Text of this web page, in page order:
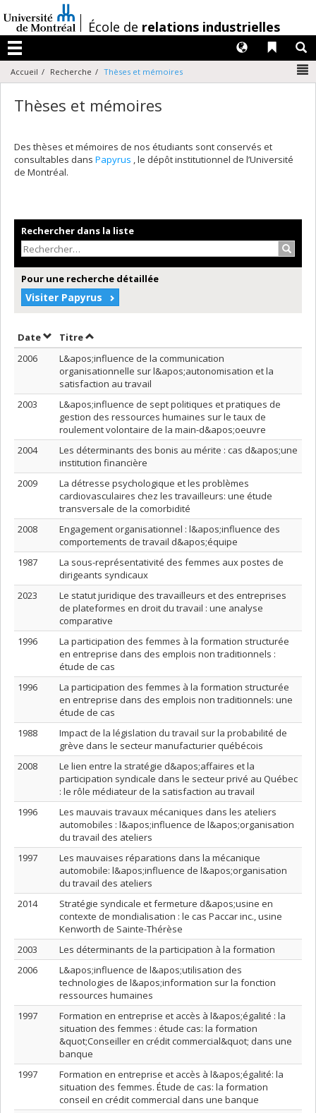
au
contenu
/École de relations industrielles
Menu
Liens
Langues
Accueil Recherche Thèses et mémoires
Thèses et mémoires
Des thèses et mémoires de nos étudiants sont conservés et
consultables dans Papyrus , le dépôt institutionnel de l’Université
de Montréal.
Rechercher dans la liste
Pour une recherche détaillée
Visiter Papyrus
DateTrier par date en ordre décroissant
TitreTrier par titre en ordre décroissant
2006
L&apos;influence de la communication
organisationnelle sur l&apos;autonomisation et la
satisfaction au travail
2003
L&apos;influence de sept politiques et pratiques de
gestion des ressources humaines sur le taux de
roulement volontaire de la main-d&apos;oeuvre
2004
Les déterminants des bonis au mérite : cas d&apos;une
institution financière
2009
La détresse psychologique et les problèmes
cardiovasculaires chez les travailleurs: une étude
transversale de la comorbidité
2008
Engagement organisationnel : l&apos;influence des
comportements de travail d&apos;équipe
1987
La sous-représentativité des femmes aux postes de
dirigeants syndicaux
2023
Le statut juridique des travailleurs et des entreprises
de plateformes en droit du travail : une analyse
comparative
1996
La participation des femmes à la formation structurée
en entreprise dans des emplois non traditionnels :
étude de cas
1996
La participation des femmes à la formation structurée
en entreprise dans des emplois non traditionnels: une
étude de cas
1988
Impact de la législation du travail sur la probabilité de
grève dans le secteur manufacturier québécois
2008
Le lien entre la stratégie d&apos;affaires et la
participation syndicale dans le secteur privé au Québec
: le rôle médiateur de la satisfaction au travail
1996
Les mauvais travaux mécaniques dans les ateliers
automobiles : l&apos;influence de l&apos;organisation
du travail des ateliers
1997
Les mauvaises réparations dans la mécanique
automobile: l&apos;influence de l&apos;organisation
du travail des ateliers
2014
Stratégie syndicale et fermeture d&apos;usine en
contexte de mondialisation : le cas Paccar inc., usine
Kenworth de Sainte-Thérèse
2003
Les déterminants de la participation à la formation
2006
L&apos;influence de l&apos;utilisation des
technologies de l&apos;information sur la fonction
ressources humaines
1997
Formation en entreprise et accès à l&apos;égalité : la
situation des femmes : étude cas: la formation
&quot;Conseiller en crédit commercial&quot; dans une
banque
1997
Formation en entreprise et accès à l&apos;égalité: la
situation des femmes. Étude de cas: la formation
conseil en crédit commercial dans une banque